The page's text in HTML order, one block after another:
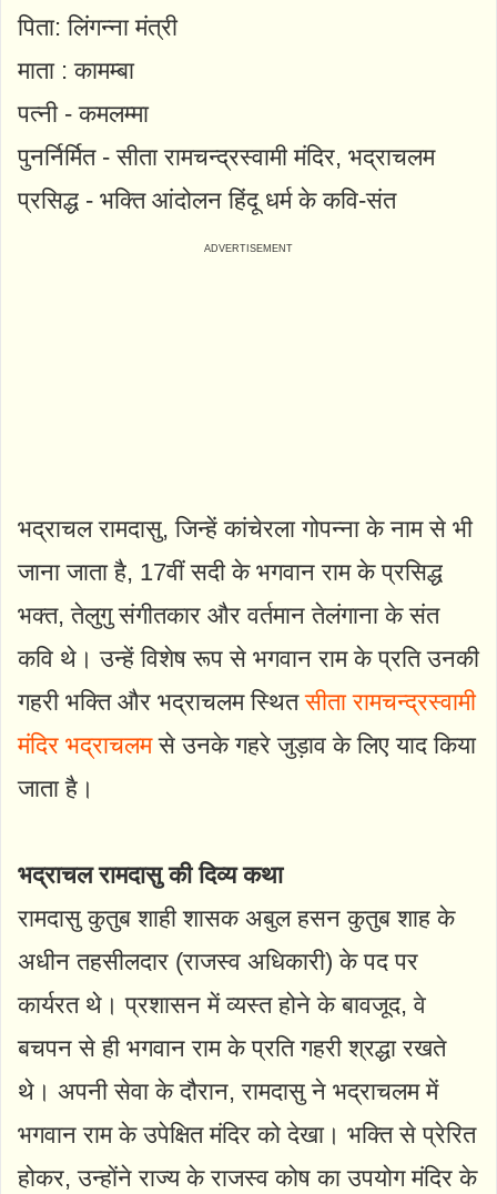
पिता: लिंगन्ना मंत्री
माता : कामम्बा
पत्नी - कमलम्मा
पुनर्निर्मित - सीता रामचन्द्रस्वामी मंदिर, भद्राचलम
प्रसिद्ध - भक्ति आंदोलन हिंदू धर्म के कवि-संत
भद्राचल रामदासु, जिन्हें कांचेरला गोपन्ना के नाम से भी
जाना जाता है, 17वीं सदी के भगवान राम के प्रसिद्ध
भक्त, तेलुगु संगीतकार और वर्तमान तेलंगाना के संत
कवि थे। उन्हें विशेष रूप से भगवान राम के प्रति उनकी
गहरी भक्ति और भद्राचलम स्थितसीता रामचन्द्रस्वामी
मंदिर भद्राचलमसे उनके गहरे जुड़ाव के लिए याद किया
जाता है।
भद्राचल रामदासु की दिव्य कथा
रामदासु कुतुब शाही शासक अबुल हसन कुतुब शाह के
अधीन तहसीलदार (राजस्व अधिकारी) के पद पर
कार्यरत थे। प्रशासन में व्यस्त होने के बावजूद, वे
बचपन से ही भगवान राम के प्रति गहरी श्रद्धा रखते
थे। अपनी सेवा के दौरान, रामदासु ने भद्राचलम में
भगवान राम के उपेक्षित मंदिर को देखा। भक्ति से प्रेरित
होकर, उन्होंने राज्य के राजस्व कोष का उपयोग मंदिर के